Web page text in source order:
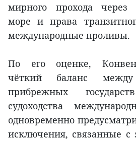
мирного прохода через
море и права
международные проливы.
По его оценке,
чёткий баланс между
прибрежных
судоходства
одновременно
исключения, связанные с